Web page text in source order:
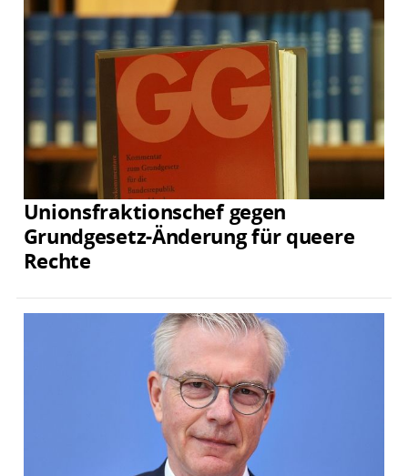
Unionsfraktionschef gegen
Grundgesetz-Änderung für queere
Rechte